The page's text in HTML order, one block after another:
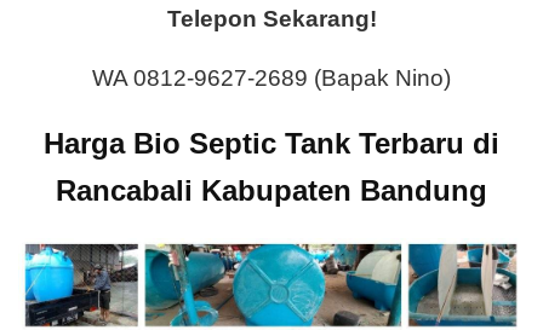
Telepon Sekarang!
WA 0812-9627-2689 (Bapak Nino)
Harga Bio Septic Tank Terbaru di
Rancabali Kabupaten Bandung